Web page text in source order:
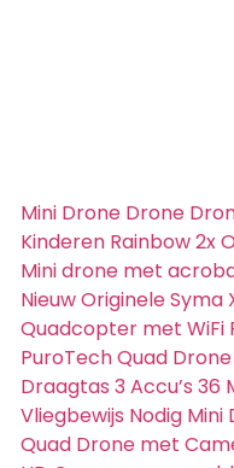
Mini Drone Drone
Kinderen Rainbow 2x
Mini drone met
Nieuw Originele Syma
Quadcopter met WiFi
PuroTech Quad
Draagtas 3 Accu’s 36
Vliegbewijs Nodig Mini
Quad Drone met